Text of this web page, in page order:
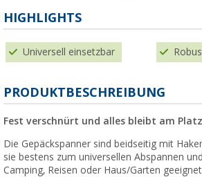
HIGHLIGHTS
Universell einsetzbar
PRODUKTBESCHREIBUNG
Fest verschnürt und alles bleibt am Platz
Die Gepäckspanner sind beidseitig mit
sie bestens zum universellen Abspannen
Camping, Reisen oder Haus/Garten